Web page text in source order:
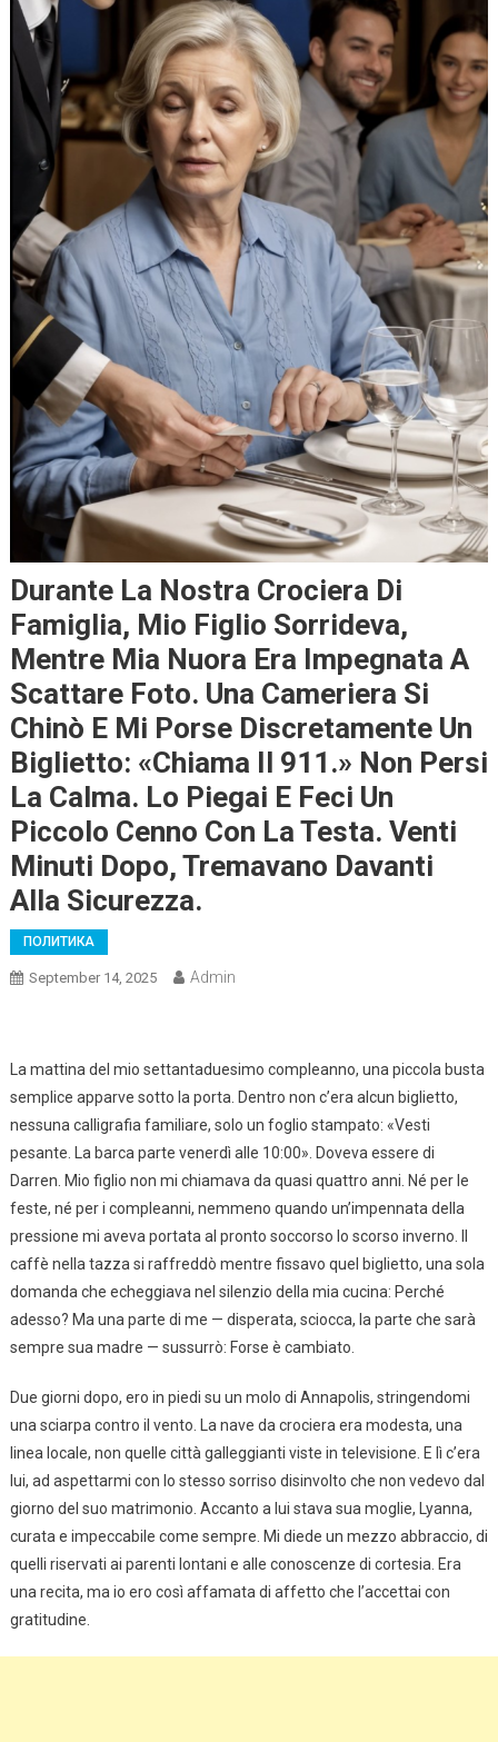
Durante La Nostra Crociera Di
Famiglia, Mio Figlio Sorrideva,
Mentre Mia Nuora Era Impegnata A
Scattare Foto. Una Cameriera Si
Chinò E Mi Porse Discretamente Un
Biglietto: «Chiama Il 911.» Non Persi
La Calma. Lo Piegai E Feci Un
Piccolo Cenno Con La Testa. Venti
Minuti Dopo, Tremavano Davanti
Alla Sicurezza.
ПОЛИТИКА
September 14, 2025 Admin
La mattina del mio settantaduesimo compleanno, una piccola busta
semplice apparve sotto la porta. Dentro non c’era alcun biglietto,
nessuna calligrafia familiare, solo un foglio stampato: «Vesti
pesante. La barca parte venerdì alle 10:00». Doveva essere di
Darren. Mio figlio non mi chiamava da quasi quattro anni. Né per le
feste, né per i compleanni, nemmeno quando un’impennata della
pressione mi aveva portata al pronto soccorso lo scorso inverno. Il
caffè nella tazza si raffreddò mentre fissavo quel biglietto, una sola
domanda che echeggiava nel silenzio della mia cucina: Perché
adesso? Ma una parte di me — disperata, sciocca, la parte che sarà
sempre sua madre — sussurrò: Forse è cambiato.
Due giorni dopo, ero in piedi su un molo di Annapolis, stringendomi
una sciarpa contro il vento. La nave da crociera era modesta, una
linea locale, non quelle città galleggianti viste in televisione. E lì c’era
lui, ad aspettarmi con lo stesso sorriso disinvolto che non vedevo dal
giorno del suo matrimonio. Accanto a lui stava sua moglie, Lyanna,
curata e impeccabile come sempre. Mi diede un mezzo abbraccio, di
quelli riservati ai parenti lontani e alle conoscenze di cortesia. Era
una recita, ma io ero così affamata di affetto che l’accettai con
gratitudine.